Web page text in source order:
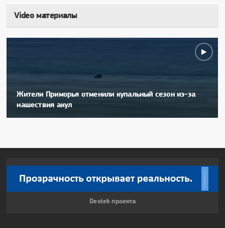
Video материалы
Жители Приморья отменили купальный сезон из-за
нашествия акул
Destek проекта